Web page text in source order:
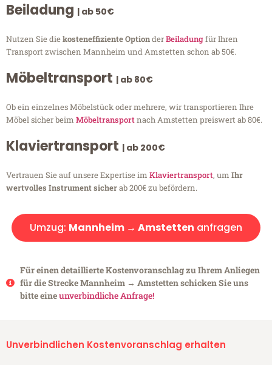
Beiladung | ab 50€
Nutzen Sie diekosteneffiziente OptionderBeiladungfür Ihren
Transport zwischen Mannheim und Amstetten schon ab 50€.
Möbeltransport | ab 80€
Ob ein einzelnes Möbelstück oder mehrere, wir transportieren Ihre
Möbel sicher beim Möbeltransportnach Amstetten preiswert ab 80€.
Klaviertransport | ab 200€
Vertrauen Sie auf unsere Expertise im Klaviertransport, um Ihr
wertvolles Instrument sicherab 200€ zu befördern.
Umzug: Mannheim → Amstetten anfragen
Für einen detaillierte Kostenvoranschlag zu Ihrem Anliegen
für die Strecke Mannheim → Amstetten schicken Sie uns
bitte eineunverbindliche Anfrage!
Unverbindlichen Kostenvoranschlag erhalten